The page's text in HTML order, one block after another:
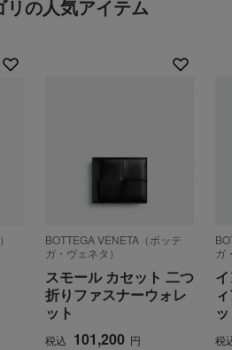
リの人気アイテム
BOTTEGA VENETA（ボッテ
ガ・ヴェネタ）
スモール カセット 二つ
折りファスナーウォレ
ット
税込 101,200 円
ガ
税